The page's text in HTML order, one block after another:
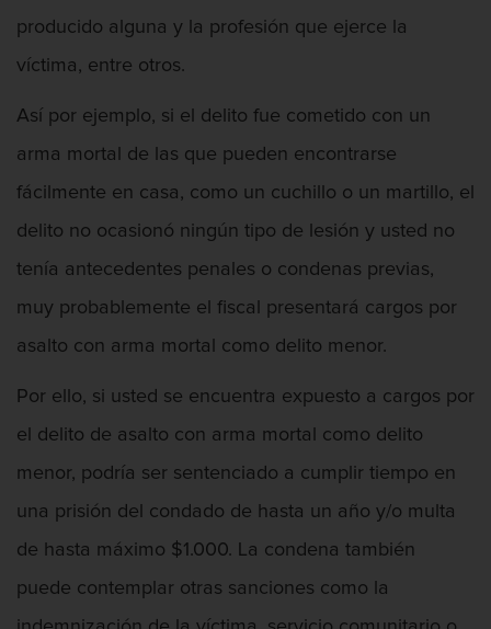
producido alguna y la profesión que ejerce la
víctima, entre otros.
Así por ejemplo, si el delito fue cometido con un
arma mortal de las que pueden encontrarse
fácilmente en casa, como un cuchillo o un martillo, el
delito no ocasionó ningún tipo de lesión y usted no
tenía antecedentes penales o condenas previas,
muy probablemente el fiscal presentará cargos por
asalto con arma mortal como delito menor.
Por ello, si usted se encuentra expuesto a cargos por
el delito de asalto con arma mortal como delito
menor, podría ser sentenciado a cumplir tiempo en
una prisión del condado de hasta un año y/o multa
de hasta máximo $1.000. La condena también
puede contemplar otras sanciones como la